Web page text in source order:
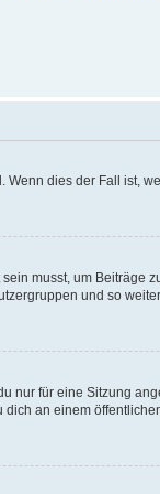
dies der Fall ist,
musst, um
und so
nur für eine Sitzung
an einem